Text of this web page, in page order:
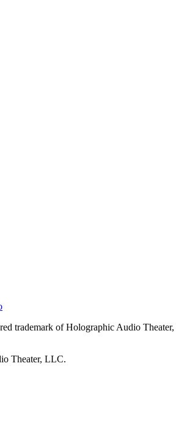
trademark of Holographic Audio Theater,
Theater, LLC.